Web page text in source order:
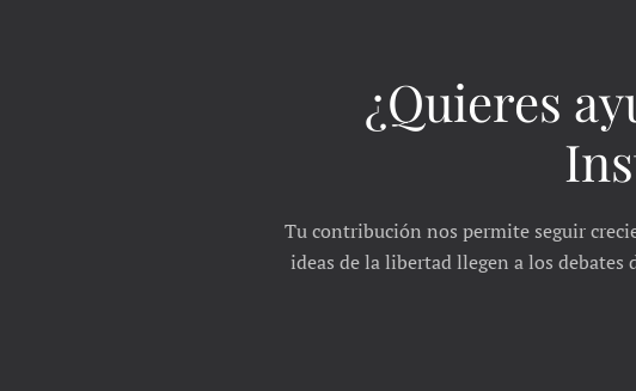
¿Quieres
Tu contribución nos permite seguir
ideas de la libertad llegen a los debates